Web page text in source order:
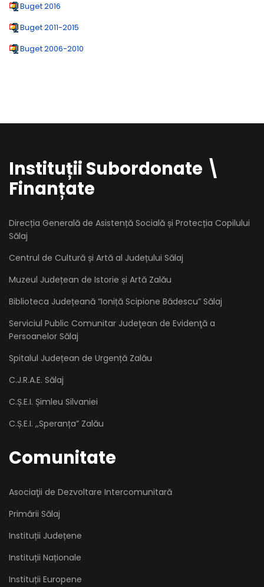
Buget 2016
Buget 2011-2015
Buget 2006-2010
Instituții Subordonate \
Finanțate
Direcția Generală de Asistență Socială și Protecția Copilului
Sălaj
Centrul de Cultură și Artă al Județului Sălaj
Muzeul Județean de Istorie și Artă Zalău
Biblioteca Județeană “Ioniță Scipione Bădescu” Sălaj
Serviciul Public Comunitar Judeţean de Evidenţă a
Persoanelor Sălaj
Spitalul Județean de Urgență Zalău
C.J.R.A.E. Sălaj
C.Ș.E.I. Șimleu Silvaniei
C.Ș.E.I. ,,Speranța” Zalău
Comunitate
Asociaţii de Dezvoltare Intercomunitară
Primării Sălaj
Instituții Județene
Instituții Naționale
Instituții Europene